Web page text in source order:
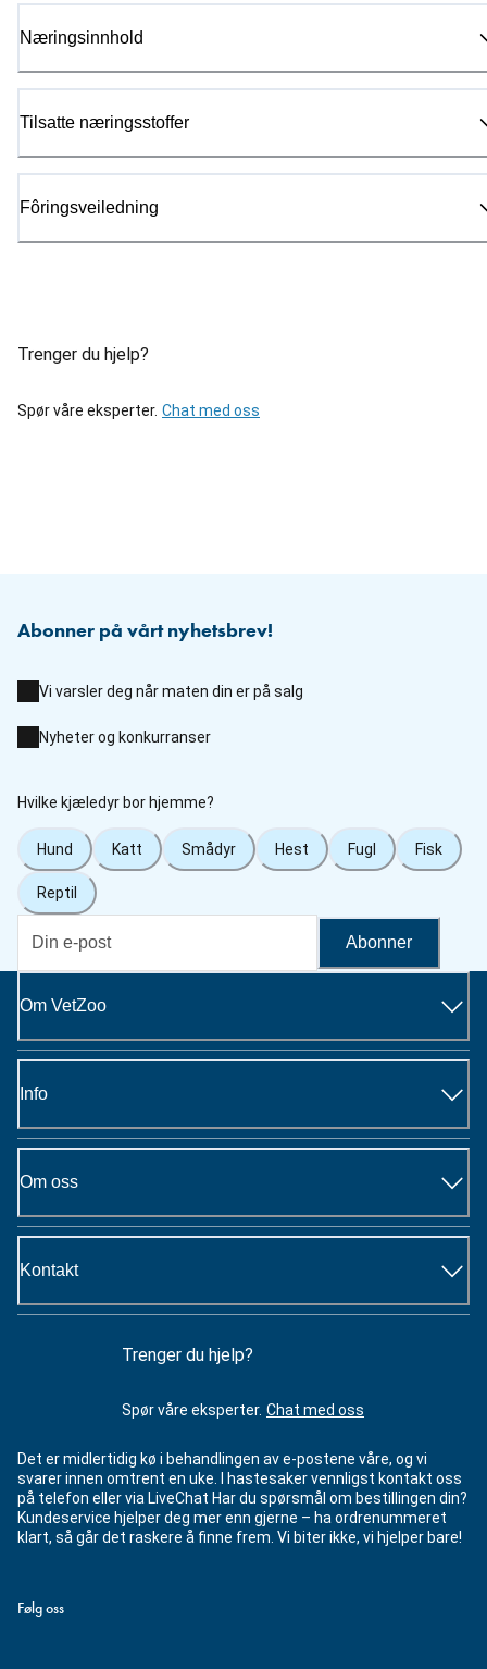
Næringsinnhold
Tilsatte næringsstoffer
Fôringsveiledning
Trenger du hjelp?
Spør våre eksperter. Chat med oss
Abonner på vårt nyhetsbrev!
Vi varsler deg når maten din er på salg
Nyheter og konkurranser
Hvilke kjæledyr bor hjemme?
Hund Katt Smådyr Hest Fugl Fisk
Reptil
Abonner
Om VetZoo
Info
Om oss
Kontakt
Trenger du hjelp?
Spør våre eksperter. Chat med oss
Det er midlertidig kø i behandlingen av e-postene våre, og vi
svarer innen omtrent en uke. I hastesaker vennligst kontakt oss
på telefon eller via LiveChat Har du spørsmål om bestillingen din?
Kundeservice hjelper deg mer enn gjerne – ha ordrenummeret
klart, så går det raskere å finne frem. Vi biter ikke, vi hjelper bare!
Følg oss